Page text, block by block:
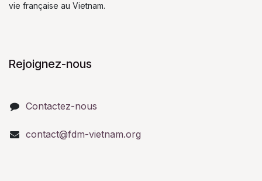
vie française au Vietnam.
Rejoignez-nous
Contactez-nous
contact@fdm-vietnam.org